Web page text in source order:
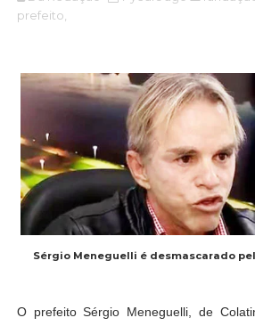
prefeito,
Sérgio Meneguelli é desmascarado
O prefeito Sérgio Meneguelli, de